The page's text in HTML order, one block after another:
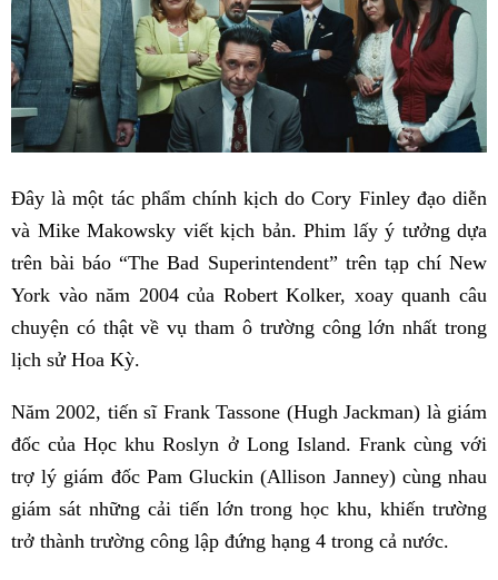
Đây là một tác phẩm chính kịch do Cory Finley đạo diễn
và Mike Makowsky viết kịch bản. Phim lấy ý tưởng dựa
trên bài báo “The Bad Superintendent” trên tạp chí New
York vào năm 2004 của Robert Kolker, xoay quanh câu
chuyện có thật về vụ tham ô trường công lớn nhất trong
lịch sử Hoa Kỳ.
Năm 2002, tiến sĩ Frank Tassone (Hugh Jackman) là giám
đốc của Học khu Roslyn ở Long Island. Frank cùng với
trợ lý giám đốc Pam Gluckin (Allison Janney) cùng nhau
giám sát những cải tiến lớn trong học khu, khiến trường
trở thành trường công lập đứng hạng 4 trong cả nước.